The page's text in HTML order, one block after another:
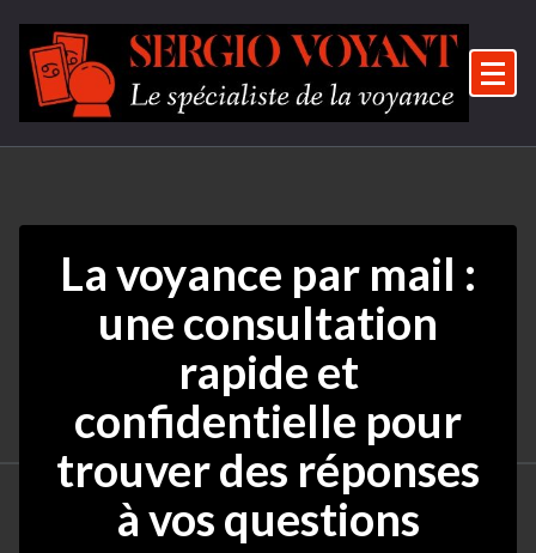
contenu
La voyance par mail :
une consultation
rapide et
confidentielle pour
trouver des réponses
à vos questions